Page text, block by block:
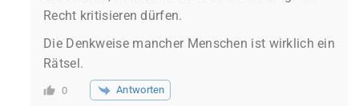
Recht kritisieren dürfen.
Die Denkweise mancher Menschen ist wirklich ein
Rätsel.
0 Antworten